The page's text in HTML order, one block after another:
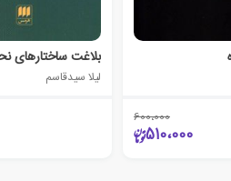
600،000
510،000
لیلا سیدقاسم